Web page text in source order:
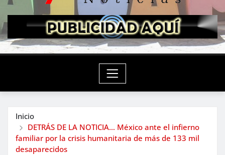
Inicio
DETRÁS DE LA NOTICIA… México ante el infierno
familiar por la crisis humanitaria de más de 133 mil
desaparecidos